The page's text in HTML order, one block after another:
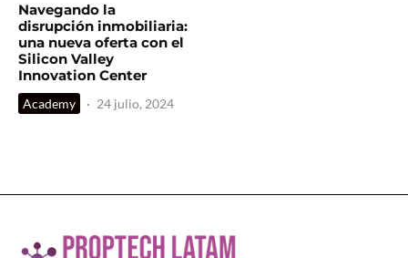
Navegando la
disrupción inmobiliaria:
una nueva oferta con el
Silicon Valley
Innovation Center
Academy · 24 julio, 2024